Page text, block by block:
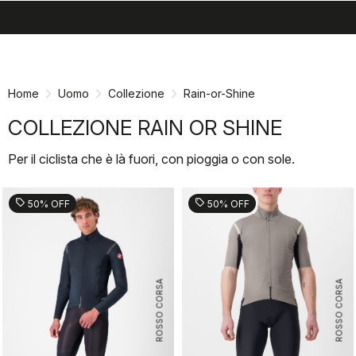
Home Uomo Collezione Rain-or-Shine
COLLEZIONE RAIN OR SHINE
Per il ciclista che è là fuori, con pioggia o con sole.
ROSSO CORSA
sell 50% OFF
ROSSO CORSA
sell 50% OFF